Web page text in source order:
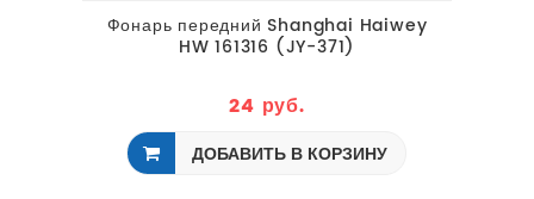
Фонарь передний Shanghai Haiwey
HW 161316 (JY-371)
24 руб.
ДОБАВИТЬ В КОРЗИНУ